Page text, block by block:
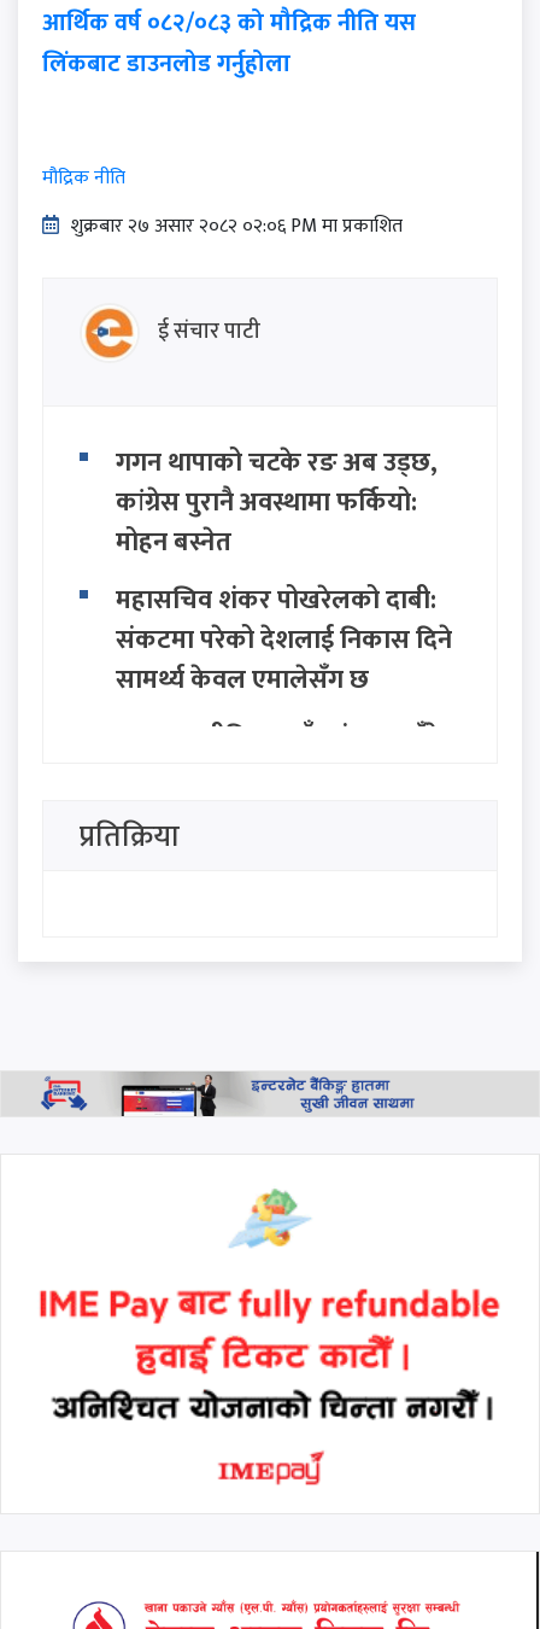
आर्थिक वर्ष ०८२/०८३ को मौद्रिक नीति यस
लिंकबाट डाउनलोड गर्नुहोला
मौद्रिक नीति
शुक्रबार​ २७ असार २०८२ ०२:०६ PM मा प्रकाशित
ई संचार पाटी
गगन थापाको चटके रङ अब उड्छ,
कांग्रेस पुरानै अवस्थामा फर्कियो:
मोहन बस्नेत
महासचिव शंकर पोखरेलको दाबी:
संकटमा परेको देशलाई निकास दिने
सामर्थ्य केवल एमालेसँग छ
सत्ता राजनीतिमा नयाँ तरंग: २८ बुँदे
दलद्वारा मोर्चा घोषणा
"जनताको धैर्य टुटेको दिन यी ठाउँ
भन्ने स्टाटस पछि मनिष झाको
प्रतिक्रिया